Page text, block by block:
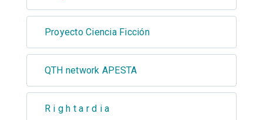
Proyecto Ciencia Ficción
QTH network APESTA
R i g h t a r d i a